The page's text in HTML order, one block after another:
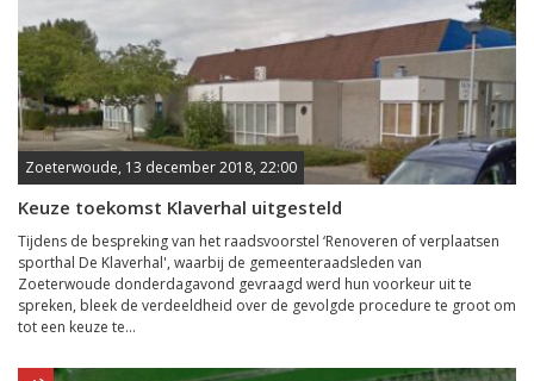
Zoeterwoude, 13 december 2018, 22:00
Keuze toekomst Klaverhal uitgesteld
Tijdens de bespreking van het raadsvoorstel ‘Renoveren of verplaatsen
sporthal De Klaverhal', waarbij de gemeenteraadsleden van
Zoeterwoude donderdagavond gevraagd werd hun voorkeur uit te
spreken, bleek de verdeeldheid over de gevolgde procedure te groot om
tot een keuze te...